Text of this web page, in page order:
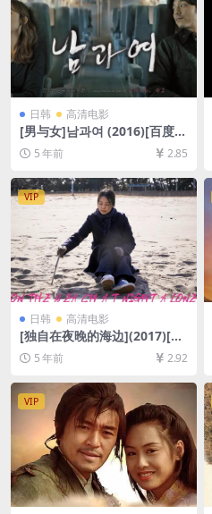
日韩 高清电影
[男与女]남과여 (2016)[百度网
盘+迅雷云盘资源1080P超清
未删减][MP4/6.6GB][韩语中
字]
5 年前 2.85
VIP
日韩 高清电影
[独自在夜晚的海边](2017)[百
度网盘+迅雷云盘资源1080P
超清未删减][MP4/6.5GB][韩
语中字]
5 年前 2.92
VIP